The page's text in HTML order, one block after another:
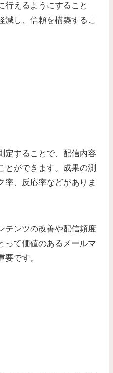
行えるようにすること
減し、信頼を構築するこ
定することで、配信内容
とができます。成果の測
率、反応率などがありま
テンツの改善や配信頻度
って価値のあるメールマ
要です。